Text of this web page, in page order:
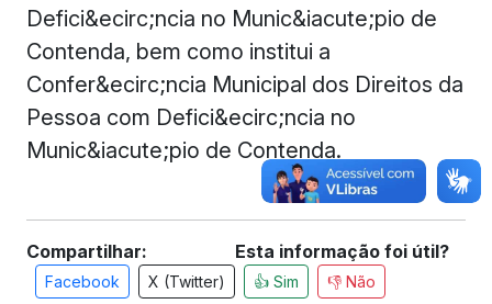
Defici&ecirc;ncia no Munic&iacute;pio de
Contenda, bem como institui a
Confer&ecirc;ncia Municipal dos Direitos da
Pessoa com Defici&ecirc;ncia no
Munic&iacute;pio de Contenda.
Compartilhar:
Facebook X (Twitter)
Esta informação foi útil?
👍 Sim 👎 Não